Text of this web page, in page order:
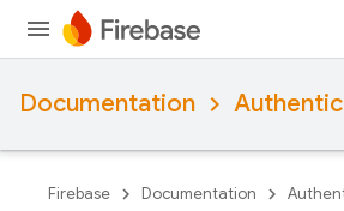
Documentation
Firebase Documentation